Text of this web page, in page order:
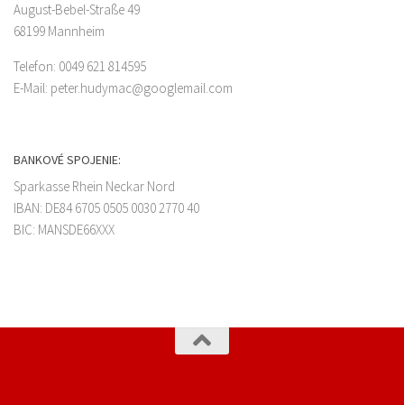
August-Bebel-Straße 49
68199 Mannheim
Telefon: 0049 621 814595
E-Mail: peter.hudymac@googlemail.com
BANKOVÉ SPOJENIE:
Sparkasse Rhein Neckar Nord
IBAN: DE84 6705 0505 0030 2770 40
BIC: MANSDE66XXX